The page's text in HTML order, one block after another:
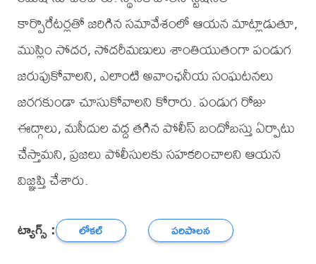
కార్పొరేటర్లతో జరిగిన సమావేశంలో ఆయన మాట్లాడుతూ,
ముస్లిం సోదర, సోదరీమణులు శాంతియుతంగా పండుగ
జరుపుకోవాలని, ఎలాంటి అవాంఛనీయ సంఘటనలు
జరగకుండా చూసుకోవాలని కోరారు. పండుగ రోజు
ఈద్గాలు, మసీదుల వద్ద తగిన పోలీస్ బందోబస్తు ఏర్పాటు
చేస్తామని, ప్రజలు పోలీసులకు సహకరించాలని ఆయన
విజ్ఞప్తి చేశారు.
ట్యాగ్స్ : లోకల్ పరిపాలన